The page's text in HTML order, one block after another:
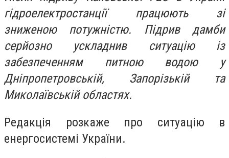
гідроелектростанції працюють зі
зниженою потужністю. Підрив дамби
серйозно ускладнив ситуацію із
забезпеченням питною водою у
Дніпропетровській, Запорізькій та
Миколаївській областях.
Редакція розкаже про ситуацію в
енергосистемі України.